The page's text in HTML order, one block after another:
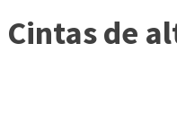
Cintas de